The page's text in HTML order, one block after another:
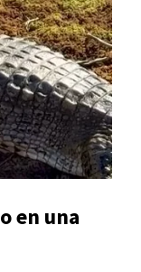
en una